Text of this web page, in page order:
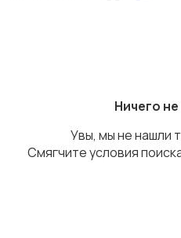
Ничего
Увы, мы не нашли
Смягчите условия